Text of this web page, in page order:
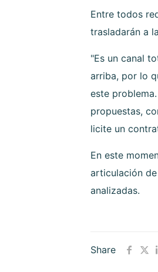
Entre todos
trasladarán a
"Es un canal
arriba, por lo
este
propuestas,
licite un
En este
articulación
analizadas.
Share